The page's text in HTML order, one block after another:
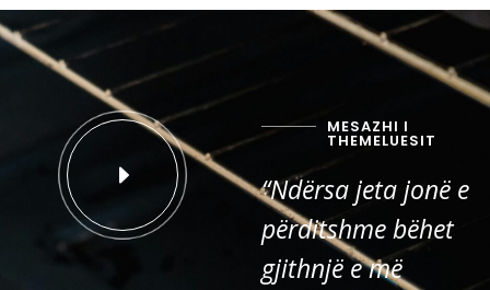
MESAZHI I
THEMELUESIT
“Ndërsa jeta jonë e
përditshme bëhet
gjithnjë e më